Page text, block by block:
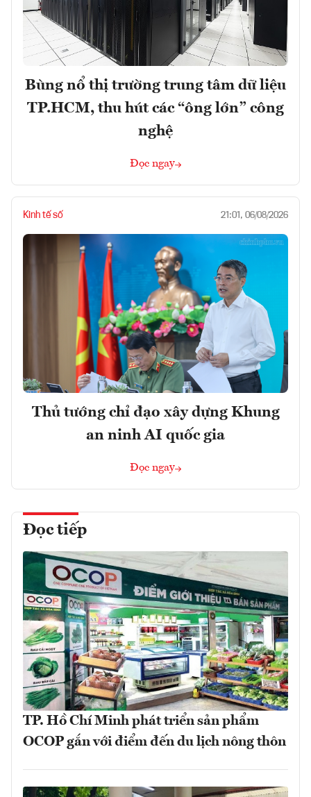
Bùng nổ thị trường trung tâm dữ liệu
TP.HCM, thu hút các “ông lớn” công
nghệ
Đọc ngay
Kinh tế số 21:01, 06/08/2026
Thủ tướng chỉ đạo xây dựng Khung
an ninh AI quốc gia
Đọc ngay
Đọc tiếp
TP. Hồ Chí Minh phát triển sản phẩm
OCOP gắn với điểm đến du lịch nông thôn